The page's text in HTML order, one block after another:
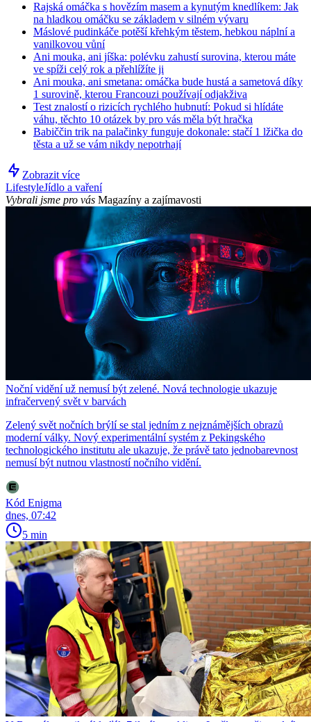
Rajská omáčka s hovězím masem a kynutým knedlíkem: Jak
na hladkou omáčku se základem v silném vývaru
Máslové pudinkáče potěší křehkým těstem, hebkou náplní a
vanilkovou vůní
Ani mouka, ani jíška: polévku zahustí surovina, kterou máte
ve spíži celý rok a přehlížíte ji
Ani mouka, ani smetana: omáčka bude hustá a sametová díky
1 surovině, kterou Francouzi používají odjakživa
Test znalostí o rizicích rychlého hubnutí: Pokud si hlídáte
váhu, těchto 10 otázek by pro vás měla být hračka
Babiččin trik na palačinky funguje dokonale: stačí 1 lžička do
těsta a už se vám nikdy nepotrhají
Zobrazit více
LifestyleJídlo a vaření
Vybrali jsme pro vás Magazíny a zajímavosti
Noční vidění už nemusí být zelené. Nová technologie ukazuje
infračervený svět v barvách
Zelený svět nočních brýlí se stal jedním z nejznámějších obrazů
moderní války. Nový experimentální systém z Pekingského
technologického institutu ale ukazuje, že právě tato jednobarevnost
nemusí být nutnou vlastností nočního vidění.
Kód Enigma
dnes, 07:42
5 min